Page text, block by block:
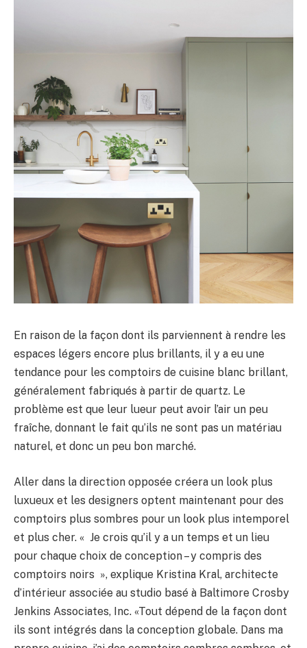
En raison de la façon dont ils parviennent à rendre les
espaces légers encore plus brillants, il y a eu une
tendance pour les comptoirs de cuisine blanc brillant,
généralement fabriqués à partir de quartz. Le
problème est que leur lueur peut avoir l’air un peu
fraîche, donnant le fait qu’ils ne sont pas un matériau
naturel, et donc un peu bon marché.
Aller dans la direction opposée créera un look plus
luxueux et les designers optent maintenant pour des
comptoirs plus sombres pour un look plus intemporel
et plus cher. « Je crois qu’il y a un temps et un lieu
pour chaque choix de conception – y compris des
comptoirs noirs », explique Kristina Kral, architecte
d’intérieur associée au studio basé à Baltimore Crosby
Jenkins Associates, Inc. «Tout dépend de la façon dont
ils sont intégrés dans la conception globale. Dans ma